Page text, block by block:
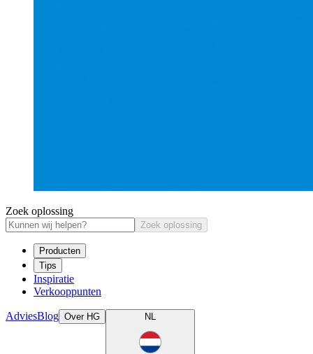
Zoek oplossing
Zoek oplossing
Producten
Tips
Inspiratie
Verkooppunten
AdviesBlog Over HG NL